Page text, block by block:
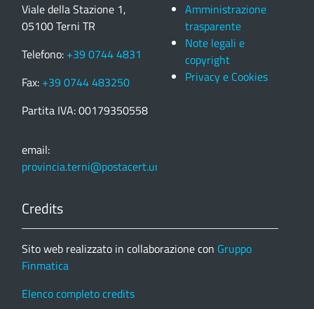
Viale della Stazione 1,
05100 Terni TR
Telefono: +39 0744 4831
Fax: +39 0744 483250
Partita IVA: 00179350558
email:
provincia.terni@postacert.umbria.it
Amministrazione
trasparente
Note legali e
copyright
Privacy e Cookies
Credits
Sito web realizzato in collaborazione con Gruppo
Finmatica
Elenco completo credits